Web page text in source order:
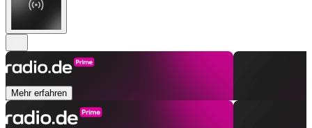
Mehr erfahren